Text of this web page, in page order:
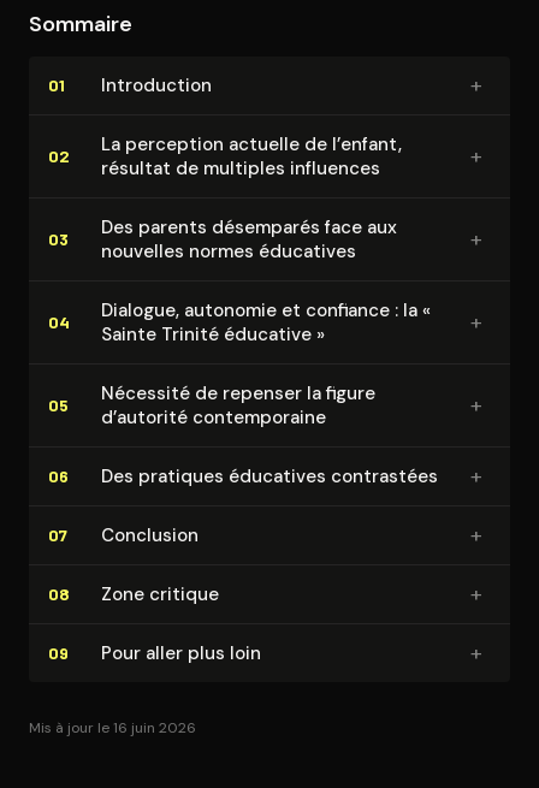
Sommaire
01 In­tro­duc­tion +
02
La perception actuelle de l’enfant,
résultat de multiples influences
+
03
Des parents désemparés face aux
nouvelles normes éducatives
+
04
Dialogue, autonomie et confiance : la «
Sainte Trinité éducative »
+
05
Nécessité de repenser la figure
d’autorité contem­po­raine
+
06 Des pratiques éducatives contrastées +
07 Conclusion +
08 Zone critique +
09 Pour aller plus loin +
Mis à jour le 16 juin 2026